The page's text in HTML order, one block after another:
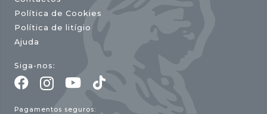
Política de Cookies
Política de litígio
Ajuda
Siga-nos:
Pagamentos seguros: